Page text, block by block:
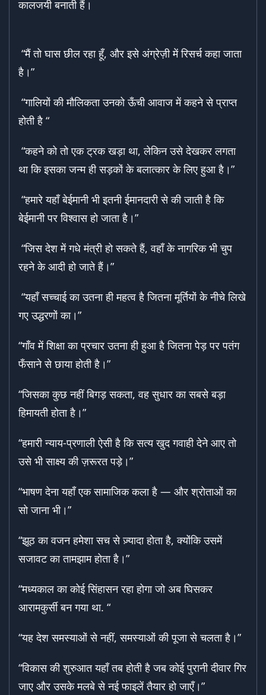
कालजयी बनाती हैं।
“मैं तो घास छील रहा हूँ, और इसे अंग्रेज़ी में रिसर्च कहा जाता
है।”
“गालियों की मौलिकता उनको ऊँची आवाज में कहने से प्राप्त
होती है “
“कहने को तो एक ट्रक खड़ा था, लेकिन उसे देखकर लगता
था कि इसका जन्म ही सड़कों के बलात्कार के लिए हुआ है।”
“हमारे यहाँ बेईमानी भी इतनी ईमानदारी से की जाती है कि
बेईमानी पर विश्वास हो जाता है।”
“जिस देश में गधे मंत्री हो सकते हैं, वहाँ के नागरिक भी चुप
रहने के आदी हो जाते हैं।”
“यहाँ सच्चाई का उतना ही महत्व है जितना मूर्तियों के नीचे लिखे
गए उद्धरणों का।”
“गाँव में शिक्षा का प्रचार उतना ही हुआ है जितना पेड़ पर पतंग
फँसाने से छाया होती है।”
“जिसका कुछ नहीं बिगड़ सकता, वह सुधार का सबसे बड़ा
हिमायती होता है।”
“हमारी न्याय-प्रणाली ऐसी है कि सत्य खुद गवाही देने आए तो
उसे भी साक्ष्य की ज़रूरत पड़े।”
“भाषण देना यहाँ एक सामाजिक कला है — और श्रोताओं का
सो जाना भी।”
“झूठ का वजन हमेशा सच से ज़्यादा होता है, क्योंकि उसमें
सजावट का तामझाम होता है।”
“मध्यकाल का कोई सिंहासन रहा होगा जो अब घिसकर
आरामकुर्सी बन गया था. “
“यह देश समस्याओं से नहीं, समस्याओं की पूजा से चलता है।”
“विकास की शुरुआत यहाँ तब होती है जब कोई पुरानी दीवार गिर
जाए और उसके मलबे से नई फाइलें तैयार हो जाएँ।”